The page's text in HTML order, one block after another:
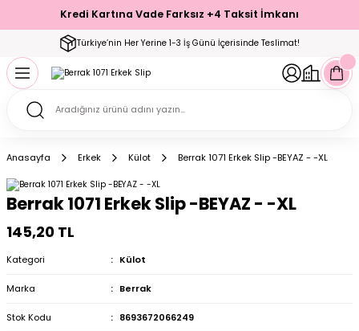
Kredi Kartına Vade Farksız +4 Taksit İmkanı
Türkiye’nin Her Yerine 1-3 İş Günü İçerisinde Teslimat!
Geri Dön
Geri Dön
Geri Dön
Geri Dön
Setler
Geri Dön
Geri Dön
Geri Dön
Çorap
Geri Dön
Geri Dön
Anasayfa Erkek Külot Berrak 1071 Erkek Slip -BEYAZ - -XL
Berrak 1071 Erkek Slip -BEYAZ - -XL
145,20 TL
Kategori Külot
Marka Berrak
Stok Kodu 8693672066249